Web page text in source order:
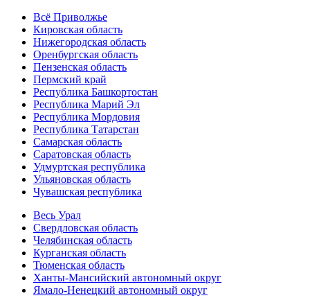
Всё Приволжье
Кировская область
Нижегородская область
Оренбургская область
Пензенская область
Пермский край
Республика Башкортостан
Республика Марий Эл
Республика Мордовия
Республика Татарстан
Самарская область
Саратовская область
Удмуртская республика
Ульяновская область
Чувашская республика
Весь Урал
Свердловская область
Челябинская область
Курганская область
Тюменская область
Ханты-Мансийский автономный округ
Ямало-Ненецкий автономный округ